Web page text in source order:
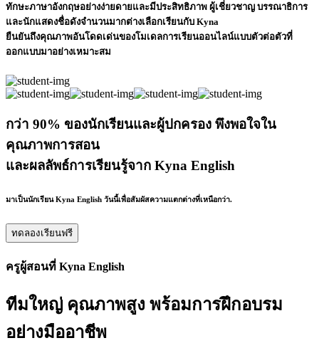
ทักษะภาษาอังกฤษอย่างง่ายดายและมีประสิทธิภาพ ผู้เชี่ยวชาญ บรรณาธิการ
และนักแสดงชื่อดังจำนวนมากต่างเลือกเรียนกับ Kyna
ยืนยันถึงคุณภาพอันโดดเด่นของโมเดลการเรียนออนไลน์แบบตัวต่อตัวที่
ออกแบบมาอย่างเหมาะสม
กว่า 90% ของนักเรียนและผู้ปกครอง พึงพอใจใน
คุณภาพการสอน
และผลลัพธ์การเรียนรู้จาก Kyna English
มาเป็นนักเรียน Kyna English วันนี้เพื่อสัมผัสความแตกต่างที่เหนือกว่า.
ทดลองเรียนฟรี
ครูผู้สอนที่ Kyna English
ทีมใหญ่ คุณภาพสูง พร้อมการฝึกอบรม
อย่างมืออาชีพ